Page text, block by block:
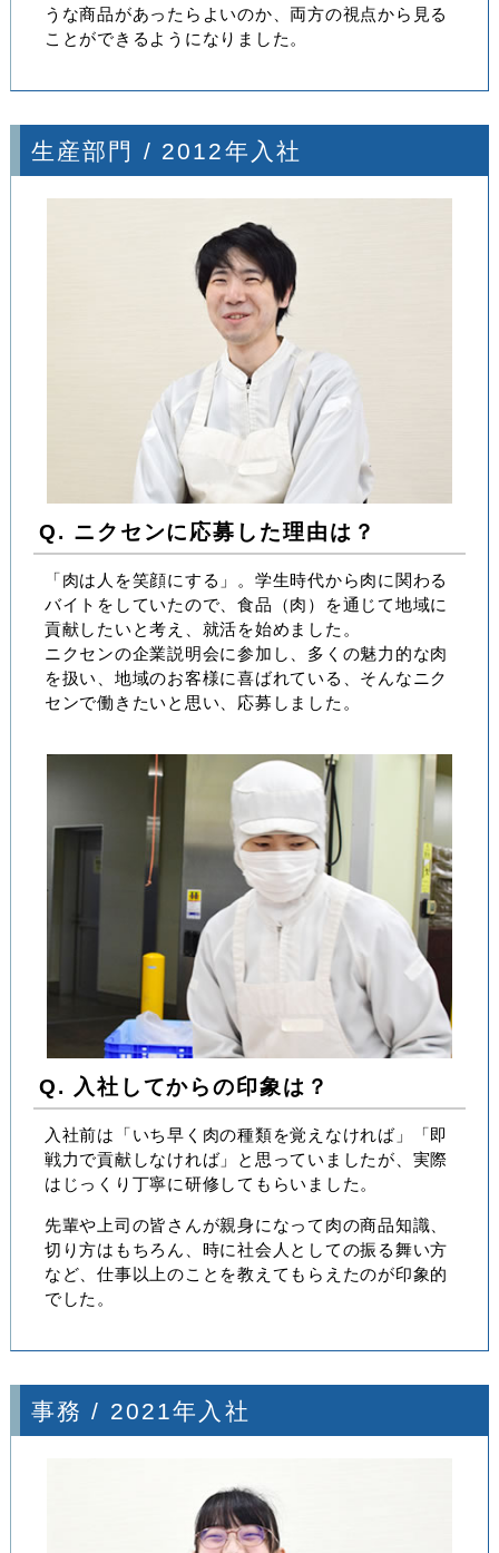
うな商品があったらよいのか、両方の視点から見る
ことができるようになりました。
生産部門 / 2012年入社
Q. ニクセンに応募した理由は？
「肉は人を笑顔にする」。学生時代から肉に関わる
バイトをしていたので、食品（肉）を通じて地域に
貢献したいと考え、就活を始めました。
ニクセンの企業説明会に参加し、多くの魅力的な肉
を扱い、地域のお客様に喜ばれている、そんなニク
センで働きたいと思い、応募しました。
Q. 入社してからの印象は？
入社前は「いち早く肉の種類を覚えなければ」「即
戦力で貢献しなければ」と思っていましたが、実際
はじっくり丁寧に研修してもらいました。
先輩や上司の皆さんが親身になって肉の商品知識、
切り方はもちろん、時に社会人としての振る舞い方
など、仕事以上のことを教えてもらえたのが印象的
でした。
事務 / 2021年入社